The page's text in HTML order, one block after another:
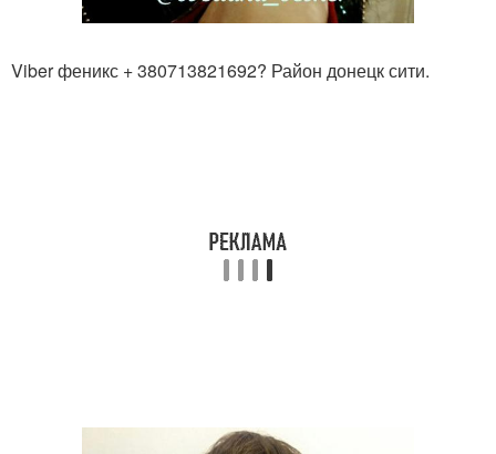
Viber феникс + 380713821692? Район донецк сити.